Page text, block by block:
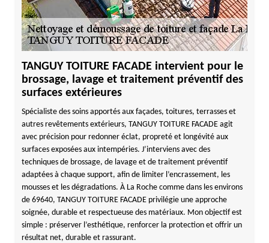
TANGUY TOITURE FACADE intervient pour le
brossage, lavage et traitement préventif des
surfaces extérieures
Spécialiste des soins apportés aux façades, toitures, terrasses et
autres revêtements extérieurs, TANGUY TOITURE FACADE agit
avec précision pour redonner éclat, propreté et longévité aux
surfaces exposées aux intempéries. J’interviens avec des
techniques de brossage, de lavage et de traitement préventif
adaptées à chaque support, afin de limiter l’encrassement, les
mousses et les dégradations. À La Roche comme dans les environs
de 69640, TANGUY TOITURE FACADE privilégie une approche
soignée, durable et respectueuse des matériaux. Mon objectif est
simple : préserver l’esthétique, renforcer la protection et offrir un
résultat net, durable et rassurant.